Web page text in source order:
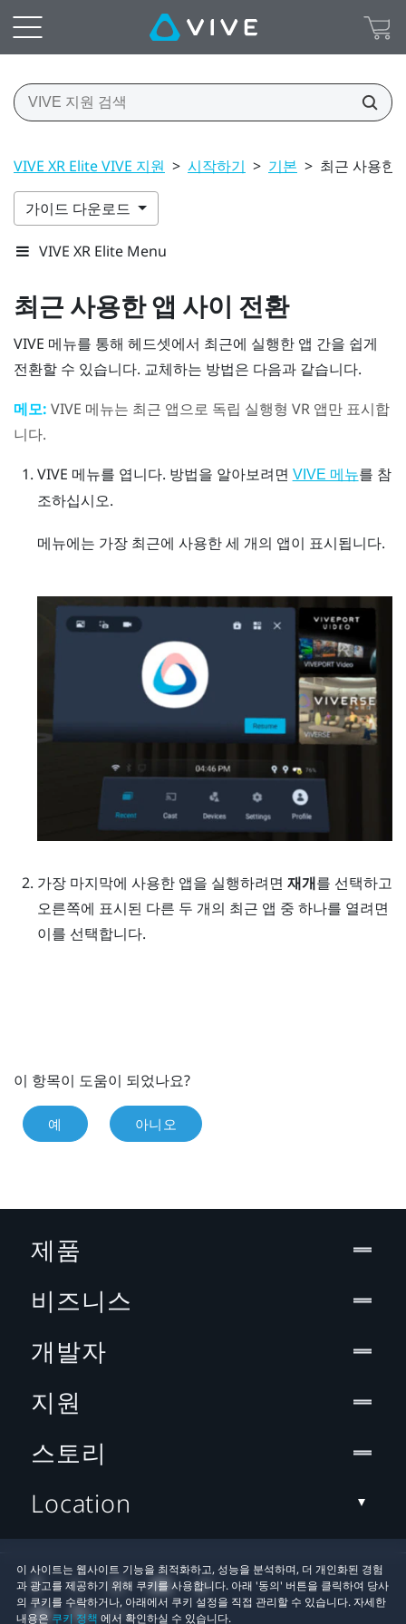
VIVE XR Elite VIVE 지원 > 시작하기 > 기본 > 최근 사용한
가이드 다운로드
VIVE XR Elite Menu
최근 사용한 앱 사이 전환
VIVE 메뉴를 통해 헤드셋에서 최근에 실행한 앱 간을 쉽게
전환할 수 있습니다. 교체하는 방법은 다음과 같습니다.
메모: VIVE 메뉴는 최근 앱으로 독립 실행형 VR 앱만 표시합
니다.
VIVE 메뉴를 엽니다. 방법을 알아보려면 VIVE 메뉴를 참
조하십시오.
메뉴에는 가장 최근에 사용한 세 개의 앱이 표시됩니다.
가장 마지막에 사용한 앱을 실행하려면 재개를 선택하고
오른쪽에 표시된 다른 두 개의 최근 앱 중 하나를 열려면
이를 선택합니다.
이 항목이 도움이 되었나요?
예 아니오
이 사이트는 웹사이트 기능을 최적화하고, 성능을 분석하며, 더 개인화된 경험
과 광고를 제공하기 위해 쿠키를 사용합니다. 아래 '동의' 버튼을 클릭하여 당사
의 쿠키를 수락하거나, 아래에서 쿠키 설정을 직접 관리할 수 있습니다. 자세한
내용은 쿠키 정책 에서 확인하실 수 있습니다.
제품
비즈니스
개발자
지원
스토리
Location